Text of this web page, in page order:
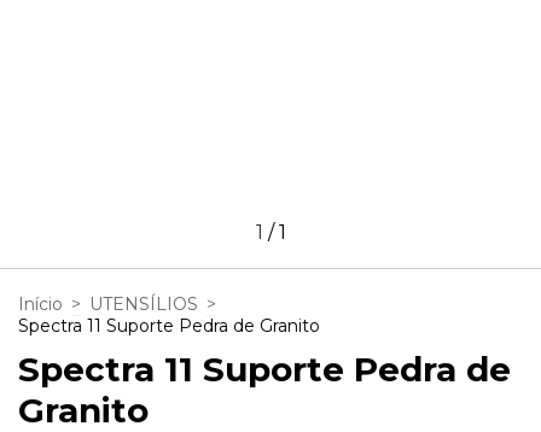
1 /1
Início > UTENSÍLIOS >
Spectra 11 Suporte Pedra de Granito
Spectra 11 Suporte Pedra de
Granito